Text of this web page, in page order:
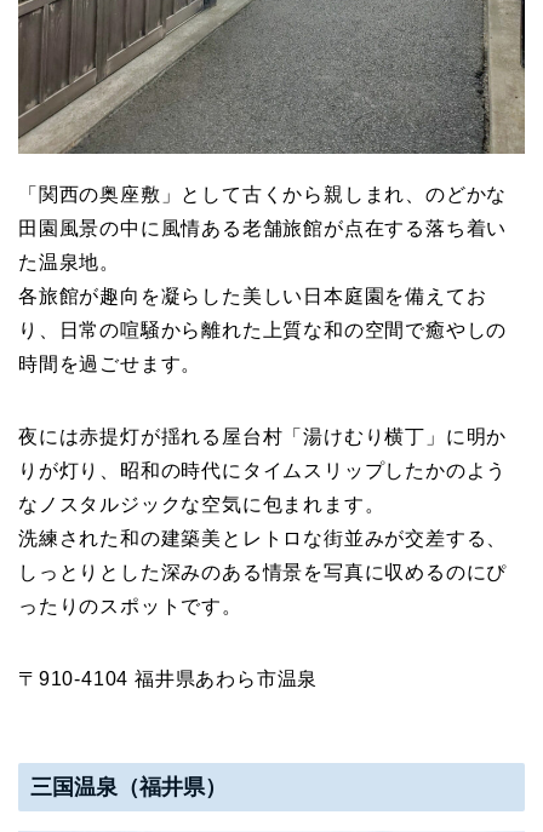
「関西の奥座敷」として古くから親しまれ、のどかな
田園風景の中に風情ある老舗旅館が点在する落ち着い
た温泉地。
各旅館が趣向を凝らした美しい日本庭園を備えてお
り、日常の喧騒から離れた上質な和の空間で癒やしの
時間を過ごせます。
夜には赤提灯が揺れる屋台村「湯けむり横丁」に明か
りが灯り、昭和の時代にタイムスリップしたかのよう
なノスタルジックな空気に包まれます。
洗練された和の建築美とレトロな街並みが交差する、
しっとりとした深みのある情景を写真に収めるのにぴ
ったりのスポットです。
〒910-4104 福井県あわら市温泉
三国温泉（福井県）